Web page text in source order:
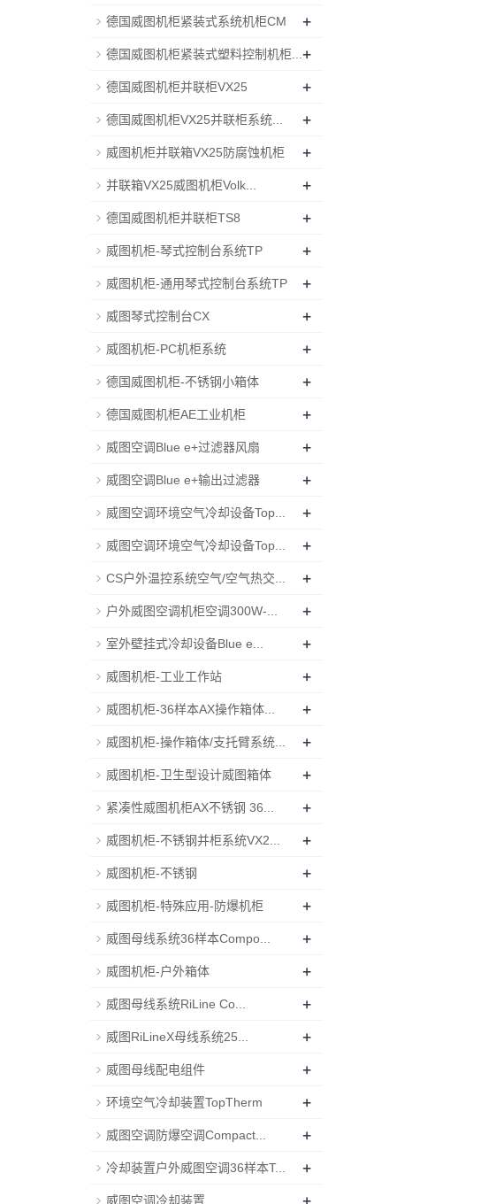
德国威图机柜紧装式系统机柜CM +
德国威图机柜紧装式塑料控制机柜... +
德国威图机柜并联柜VX25 +
德国威图机柜VX25并联柜系统... +
威图机柜并联箱VX25防腐蚀机柜 +
并联箱VX25威图机柜Volk... +
德国威图机柜并联柜TS8 +
威图机柜-琴式控制台系统TP +
威图机柜-通用琴式控制台系统TP +
威图琴式控制台CX +
威图机柜-PC机柜系统 +
德国威图机柜-不锈钢小箱体 +
德国威图机柜AE工业机柜 +
威图空调Blue e+过滤器风扇 +
威图空调Blue e+输出过滤器 +
威图空调环境空气冷却设备Top... +
威图空调环境空气冷却设备Top... +
CS户外温控系统空气/空气热交... +
户外威图空调机柜空调300W-... +
室外壁挂式冷却设备Blue e... +
威图机柜-工业工作站 +
威图机柜-36样本AX操作箱体... +
威图机柜-操作箱体/支托臂系统... +
威图机柜-卫生型设计威图箱体 +
紧凑性威图机柜AX不锈钢 36... +
威图机柜-不锈钢并柜系统VX2... +
威图机柜-不锈钢 +
威图机柜-特殊应用-防爆机柜 +
威图母线系统36样本Compo... +
威图机柜-户外箱体 +
威图母线系统RiLine Co... +
威图RiLineX母线系统25... +
威图母线配电组件 +
环境空气冷却装置TopTherm +
威图空调防爆空调Compact... +
冷却装置户外威图空调36样本T... +
威图空调冷却装置